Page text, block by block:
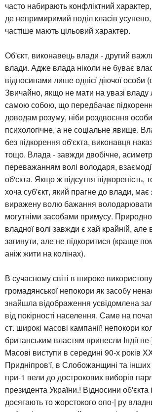
часто набирають конфліктний характер,
де непримиримий поділ класів
частіше мають цільовий характер.
Об'єкт, виконавець влади - другий
влади. Адже влада ніколи не буває
відносинами лише однієї діючої особи
Звичайно, якщо не мати на увазі
самою собою, що передбачає
доводам розуму, ніби роздвоєння
психологічне, а не соціальне явище.
без підкорення об'єкта, виконавця
тощо. Влада - завжди двобічне,
переважанням волі володаря,
об'єкта. Якщо ж відсутня підкореність,
хоча суб'єкт, який прагне до влади, має
виражену волю бажання володарювати
могутніми засобами примусу.
владної волі завжди є хай крайній, але
загинути, але не підкоритися (краще
аніж жити на колінах).
В сучасному світі в широко
громадянської непокори як засобу
знайшла відображення усвідомлена
від покірності населення. Саме на
ст. широкі масові кампанії! непокори
британським властям принесли Індії
Масові виступи в середині 90-х років
Придніпров'ї, в Слобожанщині та
при-1 вели до дострокових виборів
президента України.! Відносини об'єкта
досягають то жорстокого опо-| ру